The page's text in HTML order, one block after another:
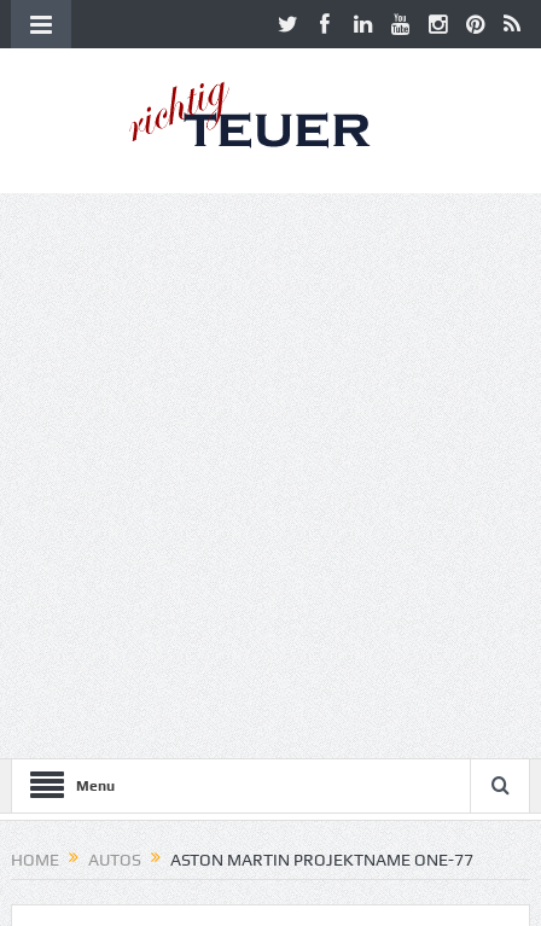
Menu
HOME AUTOS ASTON MARTIN PROJEKTNAME ONE-77